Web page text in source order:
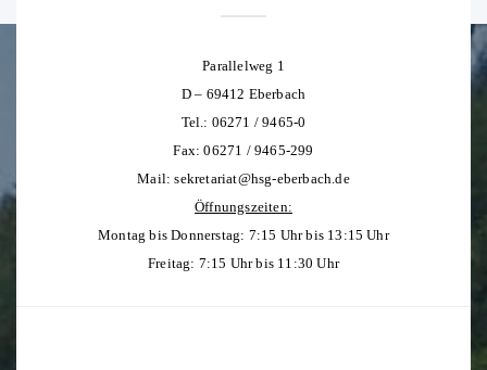
Parallelweg 1
D – 69412 Eberbach
Tel.: 06271 / 9465-0
Fax: 06271 / 9465-299
Mail:sekretariat@hsg-eberbach.de
Öffnungszeiten:
Montag bis Donnerstag: 7:15 Uhr bis 13:15 Uhr
Freitag: 7:15 Uhr bis 11:30 Uhr